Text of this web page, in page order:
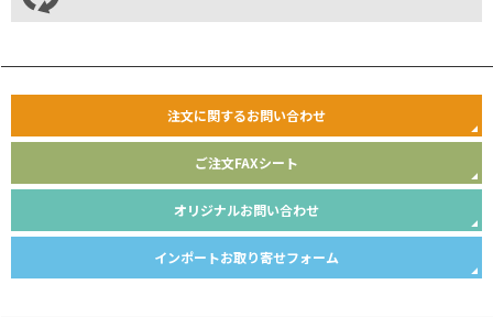
注文に関するお問い合わせ
ご注文FAXシート
オリジナルお問い合わせ
インポートお取り寄せフォーム